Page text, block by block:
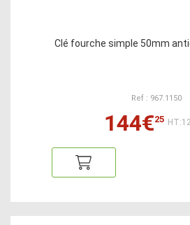
Clé fourche simple 50mm
Ref : 967.1150
144€25